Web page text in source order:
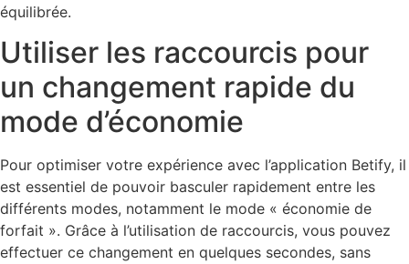
équilibrée.
Utiliser les raccourcis pour
un changement rapide du
mode d’économie
Pour optimiser votre expérience avec l’application Betify, il
est essentiel de pouvoir basculer rapidement entre les
différents modes, notamment le mode « économie de
forfait ». Grâce à l’utilisation de raccourcis, vous pouvez
effectuer ce changement en quelques secondes, sans